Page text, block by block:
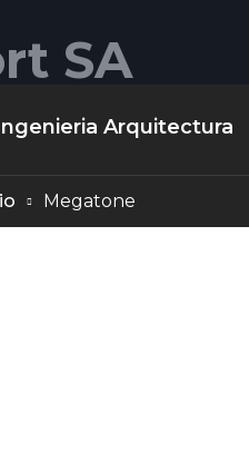
SA
Arquitectura
Megatone